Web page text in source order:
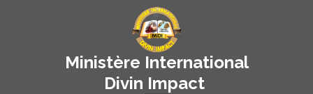
Ministère International
Divin Impact